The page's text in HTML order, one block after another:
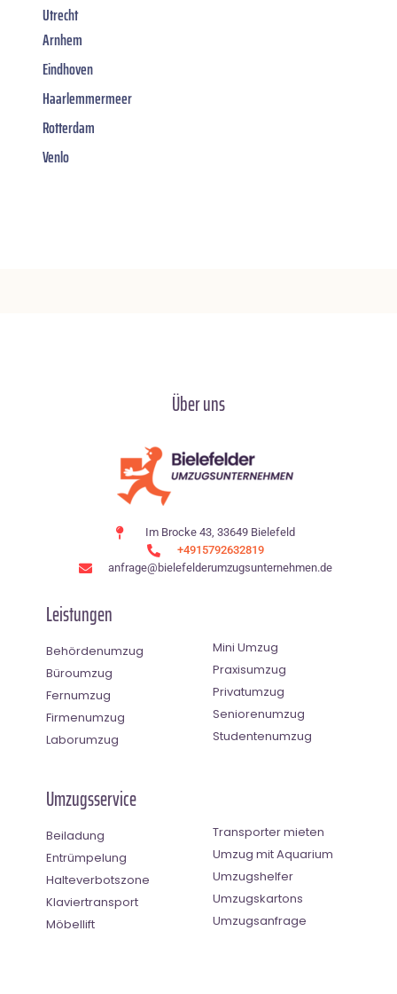
Utrecht
Arnhem
Eindhoven
Haarlemmermeer
Rotterdam
Venlo
Über uns
Im Brocke 43, 33649 Bielefeld
+4915792632819
anfrage@bielefelderumzugsunternehmen.de
Leistungen
Behördenumzug
Büroumzug
Fernumzug
Firmenumzug
Laborumzug
Mini Umzug
Praxisumzug
Privatumzug
Seniorenumzug
Studentenumzug
Umzugsservice
Beiladung
Entrümpelung
Halteverbotszone
Klaviertransport
Möbellift
Transporter mieten
Umzug mit Aquarium
Umzugshelfer
Umzugskartons
Umzugsanfrage